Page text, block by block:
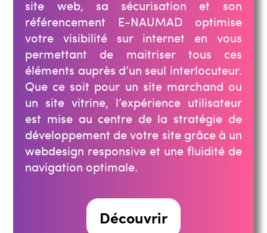
site web, sa sécurisation et son
référencement E-NAUMAD optimise
votre visibilité sur internet en vous
permettant de maitriser tous ces
éléments auprès d’un seul interlocuteur.
Que ce soit pour un site marchand ou
un site vitrine, l’expérience utilisateur
est mise au centre de la stratégie de
développement de votre site grâce à un
webdesign responsive et une fluidité de
navigation optimale.
Découvrir